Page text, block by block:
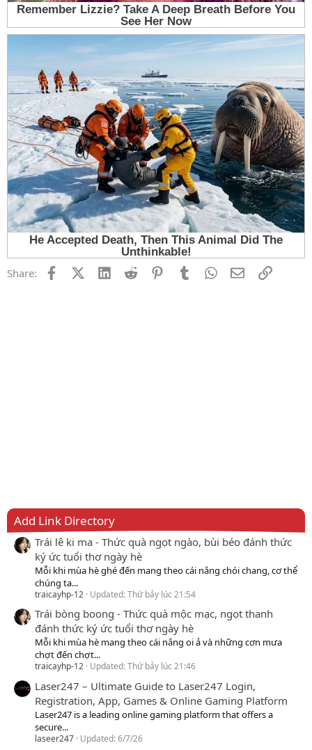
Share: FacebookX (Twitter)
LinkedInReddit PinterestTumblrWhatsApp
EmailLink
Add Link Directory
Trái lê ki ma - Thức quà ngọt ngào, bùi béo đánh thức
ký ức tuổi thơ ngày hè
Mỗi khi mùa hè ghé đến mang theo cái nắng chói chang, cơ thể
chúng ta...
traicayhp-12 Updated:Thứ bảy lúc 21:54
Trái bòng boong - Thức quà mộc mạc, ngọt thanh
đánh thức ký ức tuổi thơ ngày hè
Mỗi khi mùa hè mang theo cái nắng oi ả và những cơn mưa
chợt đến chợt...
traicayhp-12 Updated:Thứ bảy lúc 21:46
Laser247 – Ultimate Guide to Laser247 Login,
Registration, App, Games & Online Gaming Platform
Laser247 is a leading online gaming platform that offers a
secure...
laseer247 Updated:6/7/26